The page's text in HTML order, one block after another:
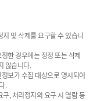
및 삭제를 요구할 수 있습니
한 경우에는 정정 또는 삭제
않습니다.
보가 수집 대상으로 명시되어
.
, 처리정지의 요구 시 열람 등